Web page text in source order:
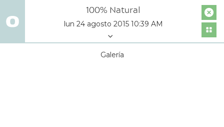
100% Natural
lun 24 agosto 2015 10:39 AM
Galería